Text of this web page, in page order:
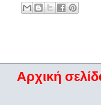
Αρχική